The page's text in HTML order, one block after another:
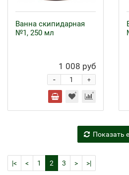
Ванна скипидарная
№1, 250 мл
1 008 руб
+
-
Показать
|< < 1 2 3 > >|